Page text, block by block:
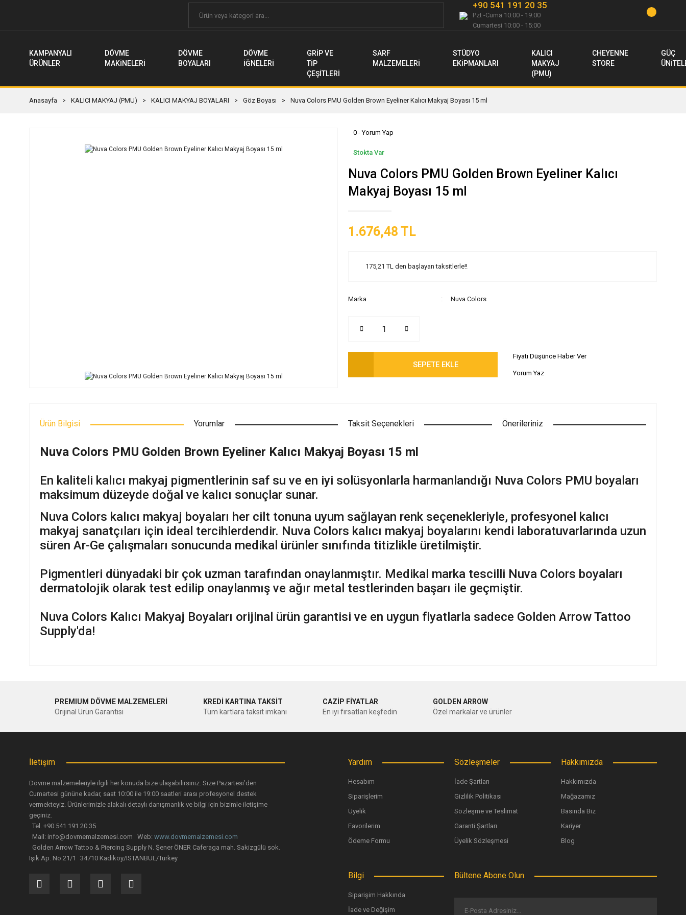
+90 541 191 20 35
Pzt -Cuma 10:00 - 19:00
Cumartesi 10:00 - 15:00
KAMPANYALI
ÜRÜNLER
DÖVME
MAKİNELERİ
DÖVME
BOYALARI
DÖVME
İĞNELERİ
GRİP VE
TİP
ÇEŞİTLERİ
SARF
MALZEMELERİ
STÜDYO
EKİPMANLARI
KALICI
MAKYAJ
(PMU)
CHEYENNE
STORE
GÜÇ
Anasayfa KALICI MAKYAJ (PMU) KALICI MAKYAJ BOYALARI Göz Boyası Nuva Colors PMU Golden Brown Eyeliner Kalıcı Makyaj Boyası 15 ml
0 - Yorum Yap
Stokta Var
Nuva Colors PMU Golden Brown Eyeliner Kalıcı
Makyaj Boyası 15 ml
1.676,48 TL
175,21 TL den başlayan taksitlerle!!
Marka Nuva Colors
SEPETE EKLE
Fiyatı Düşünce Haber Ver
Yorum Yaz
Ürün Bilgisi Yorumlar Taksit Seçenekleri Önerileriniz
Nuva Colors PMU Golden Brown Eyeliner Kalıcı Makyaj Boyası 15 ml
En kaliteli kalıcı makyaj pigmentlerinin saf su ve en iyi solüsyonlarla harmanlandığı Nuva Colors PMU boyaları
maksimum düzeyde doğal ve kalıcı sonuçlar sunar.
Nuva Colors kalıcı makyaj boyaları her cilt tonuna uyum sağlayan renk seçenekleriyle, profesyonel kalıcı
makyaj sanatçıları için ideal tercihlerdendir. Nuva Colors kalıcı makyaj boyalarını kendi laboratuvarlarında uzun
süren Ar-Ge çalışmaları sonucunda medikal ürünler sınıfında titizlikle üretilmiştir.
Pigmentleri dünyadaki bir çok uzman tarafından onaylanmıştır. Medikal marka tescilli Nuva Colors boyaları
dermatolojik olarak test edilip onaylanmış ve ağır metal testlerinden başarı ile geçmiştir.
Nuva Colors Kalıcı Makyaj Boyaları orijinal ürün garantisi ve en uygun fiyatlarla sadece Golden Arrow Tattoo
Supply'da!
Yorum Yaz
Ürün resmi kalitesiz, bozuk veya görüntülenemiyor.
Gönder
PREMIUM DÖVME MALZEMELERİ
Orijinal Ürün Garantisi
KREDİ KARTINA TAKSİT
Tüm kartlara taksit imkanı
CAZİP FİYATLAR
En iyi fırsatları keşfedin
GOLDEN ARROW
Özel markalar ve ürünler
İletişim
Dövme malzemeleriyle ilgili her konuda bize ulaşabilirsiniz. Size Pazartesi’den
Cumartesi gününe kadar, saat 10:00 ile 19:00 saatleri arası profesyonel destek
vermekteyiz. Ürünlerimizle alakalı detaylı danışmanlık ve bilgi için bizimle iletişime
geçiniz.
Tel. +90 541 191 20 35
Mail: info@dovmemalzemesi.com Web: www.dovmemalzemesi.com
Golden Arrow Tattoo & Piercing Supply N. Şener ÖNER Caferaga mah. Sakizgülü sok.
Işık Ap. No:21/1 34710 Kadiköy/ISTANBUL/Turkey
Yardım
Hesabım
Siparişlerim
Üyelik
Favorilerim
Ödeme Formu
Sözleşmeler
İade Şartları
Gizlilik Politikası
Sözleşme ve Teslimat
Garanti Şartları
Üyelik Sözleşmesi
Hakkımızda
Hakkımızda
Mağazamız
Basında Biz
Kariyer
Blog
Bilgi
Siparişim Hakkında
İade ve Değişim
Bültene Abone Olun